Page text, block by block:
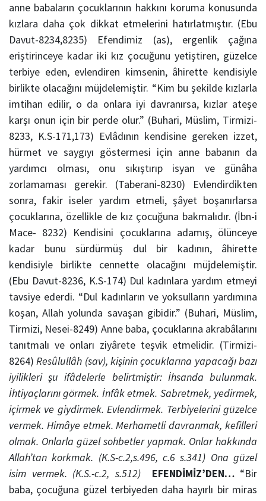
anne babaların çocuklarının hakkını koruma konusunda
kızlara daha çok dikkat etmelerini hatırlatmıştır. (Ebu
Davut-8234,8235) Efendimiz (as), ergenlik çağına
eriştirinceye kadar iki kız çocuğunu yetiştiren, güzelce
terbiye eden, evlendiren kimsenin, âhirette kendisiyle
birlikte olacağını müjdelemiştir. “Kim bu şekilde kızlarla
imtihan edilir, o da onlara iyi davranırsa, kızlar ateşe
karşı onun için bir perde olur.” (Buhari, Müslim, Tirmizi-
8233, K.S-171,173) Evlâdının kendisine gereken izzet,
hürmet ve saygıyı göstermesi için anne babanın da
yardımcı olması, onu sıkıştırıp isyan ve günâha
zorlamaması gerekir. (Taberani-8230) Evlendirdikten
sonra, fakir iseler yardım etmeli, şâyet boşanırlarsa
çocuklarına, özellikle de kız çocuğuna bakmalıdır. (İbn-i
Mace- 8232) Kendisini çocuklarına adamış, ölünceye
kadar bunu sürdürmüş dul bir kadının, âhirette
kendisiyle birlikte cennette olacağını müjdelemiştir.
(Ebu Davut-8236, K.S-174) Dul kadınlara yardım etmeyi
tavsiye ederdi. “Dul kadınların ve yoksulların yardımına
koşan, Allah yolunda savaşan gibidir.” (Buhari, Müslim,
Tirmizi, Nesei-8249) Anne baba, çocuklarına akrabâlarını
tanıtmalı ve onları ziyârete teşvik etmelidir. (Tirmizi-
8264)Resûlullâh (sav), kişinin çocuklarına yapacağı bazı
iyilikleri şu ifâdelerle belirtmiştir: İhsanda bulunmak.
İhtiyaçlarını görmek. İnfâk etmek. Sabretmek, yedirmek,
içirmek ve giydirmek. Evlendirmek. Terbiyelerini güzelce
vermek. Himâye etmek. Merhametli davranmak, kefilleri
olmak. Onlarla güzel sohbetler yapmak. Onlar hakkında
Allah’tan korkmak. (K.S-c.2,s.496, c.6 s.341) Ona güzel
isim vermek. (K.S.-c.2, s.512) EFENDİMİZ’DEN…“Bir
baba, çocuğuna güzel terbiyeden daha hayırlı bir miras